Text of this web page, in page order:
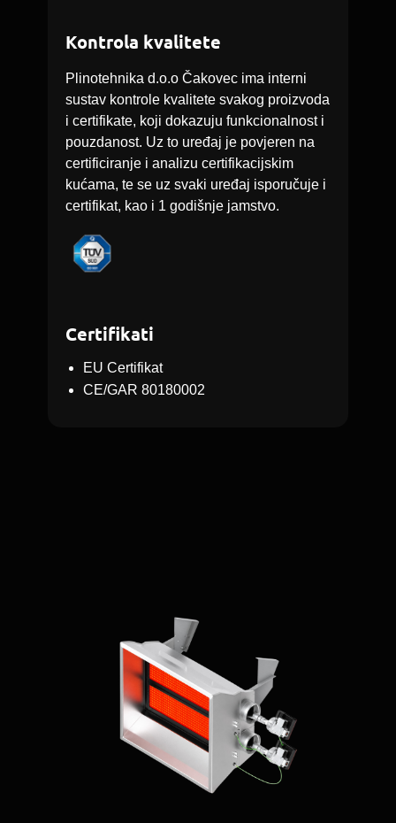
Kontrola kvalitete
Plinotehnika d.o.o Čakovec ima interni
sustav kontrole kvalitete svakog proizvoda
i certifikate, koji dokazuju funkcionalnost i
pouzdanost. Uz to uređaj je povjeren na
certificiranje i analizu certifikacijskim
kućama, te se uz svaki uređaj isporučuje i
certifikat, kao i 1 godišnje jamstvo.
Certifikati
EU Certifikat
CE/GAR 80180002